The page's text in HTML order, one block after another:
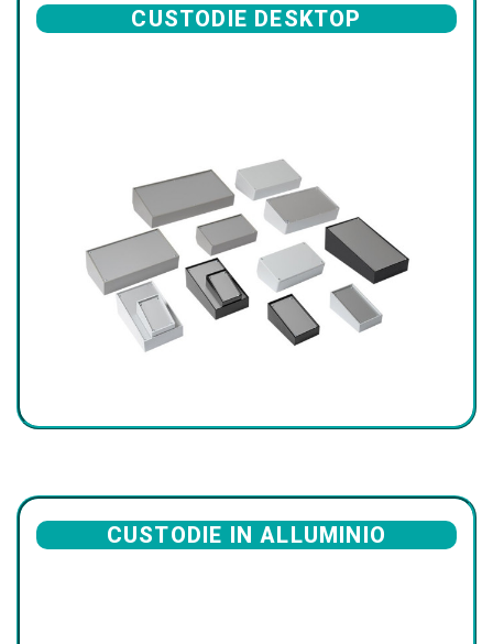
CUSTODIE DESKTOP
CUSTODIE IN ALLUMINIO